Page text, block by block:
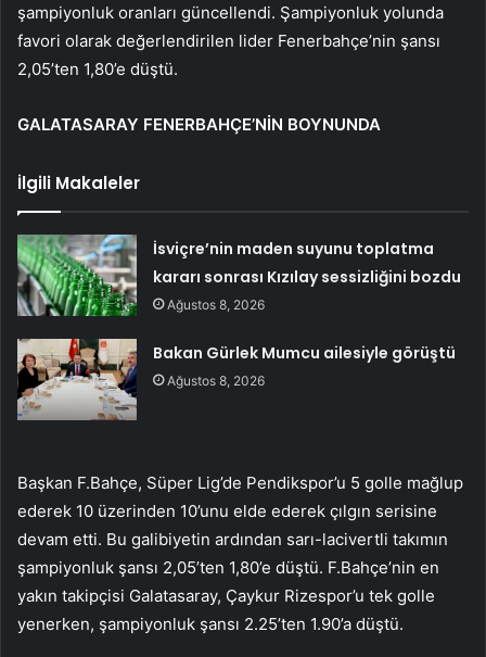
şampiyonluk oranları güncellendi. Şampiyonluk yolunda
favori olarak değerlendirilen lider Fenerbahçe’nin şansı
2,05’ten 1,80’e düştü.
GALATASARAY FENERBAHÇE’NİN BOYNUNDA
İlgili Makaleler
İsviçre’nin maden suyunu toplatma
kararı sonrası Kızılay sessizliğini bozdu
Ağustos 8, 2026
Bakan Gürlek Mumcu ailesiyle görüştü
Ağustos 8, 2026
Başkan F.Bahçe, Süper Lig’de Pendikspor’u 5 golle mağlup
ederek 10 üzerinden 10’unu elde ederek çılgın serisine
devam etti. Bu galibiyetin ardından sarı-lacivertli takımın
şampiyonluk şansı 2,05’ten 1,80’e düştü. F.Bahçe’nin en
yakın takipçisi Galatasaray, Çaykur Rizespor’u tek golle
yenerken, şampiyonluk şansı 2.25’ten 1.90’a düştü.